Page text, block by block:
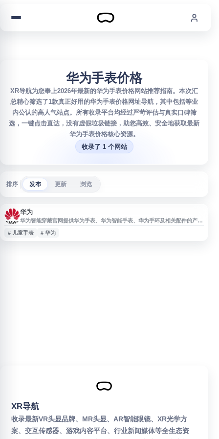
华为手表价格
XR导航为您奉上2026年最新的华为手表价格网站推荐指南。本次汇
总精心筛选了1款真正好用的华为手表价格网址导航，其中包括等业
内公认的高人气站点。所有收录平台均经过严苛评估与真实口碑筛
选，一键点击直达，没有虚假垃圾链接，助您高效、安全地获取最新
华为手表价格核心资源。
收录了 1 个网站
排序 发布 更新 浏览
华为
华为智能穿戴官网提供华为手表、华为智能手表、华为手环及相关配件的产品
列、WATCH D 系列、儿童手表和表带配件等。用户可了解华为最新穿戴设备
# 儿童手表 # 华为
XR导航
收录最新VR头显品牌、MR头显、AR智能眼镜、XR光学方
案、交互传感器、游戏内容平台、行业新闻媒体等全生态资